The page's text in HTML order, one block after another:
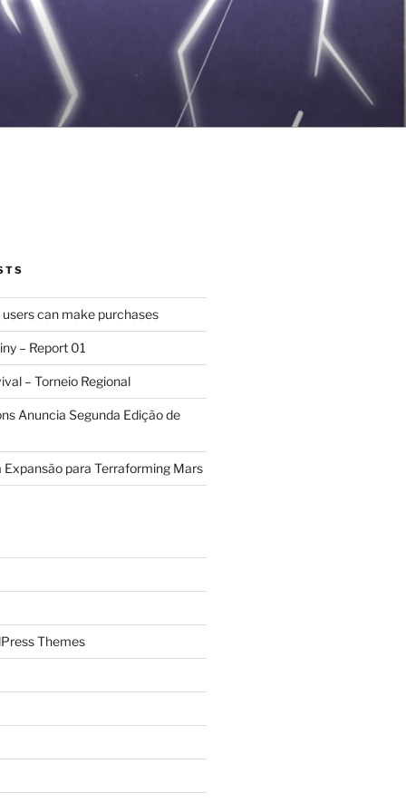
can make purchases
– Report 01
– Torneio Regional
Anuncia Segunda Edição de
Expansão para Terraforming Mars
Themes